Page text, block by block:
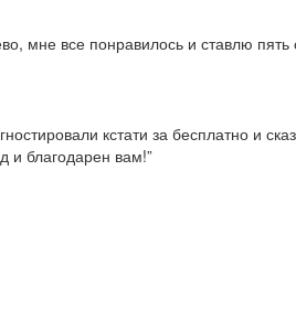
мне все понравилось и ставлю
кстати за бесплатно и
и благодарен вам!”